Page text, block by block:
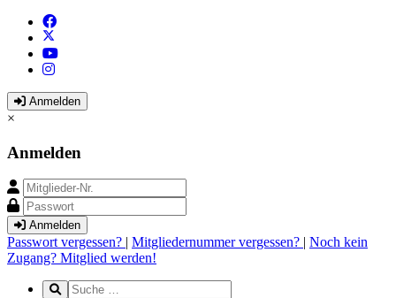
Anmelden
×
Anmelden
Anmelden
Passwort vergessen? | Mitgliedernummer vergessen? | Noch kein
Zugang? Mitglied werden!